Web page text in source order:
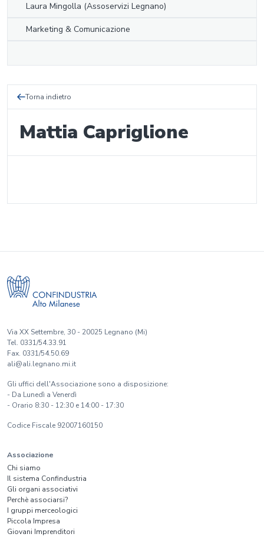
Laura Mingolla (Assoservizi Legnano)
Marketing & Comunicazione
Torna indietro
Mattia Capriglione
Via XX Settembre, 30 - 20025 Legnano (Mi)
Tel. 0331/54.33.91
Fax. 0331/54.50.69
ali@ali.legnano.mi.it
Gli uffici dell'Associazione sono a disposizione:
- Da Lunedì a Venerdì
- Orario 8:30 - 12:30 e 14:00 - 17:30
Codice Fiscale 92007160150
Associazione
Chi siamo
Il sistema Confindustria
Gli organi associativi
Perchè associarsi?
I gruppi merceologici
Piccola Impresa
Giovani Imprenditori